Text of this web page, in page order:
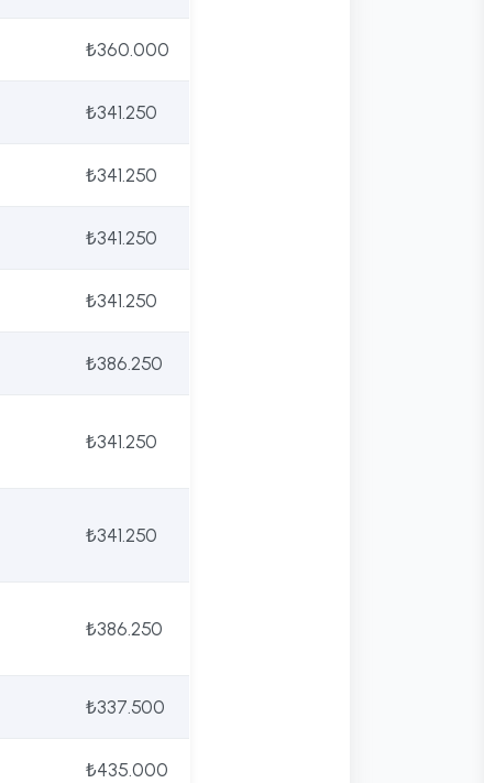
₺360.000
₺341.250
₺341.250
₺341.250
₺341.250
₺386.250
₺341.250
₺341.250
₺386.250
₺337.500
₺435.000